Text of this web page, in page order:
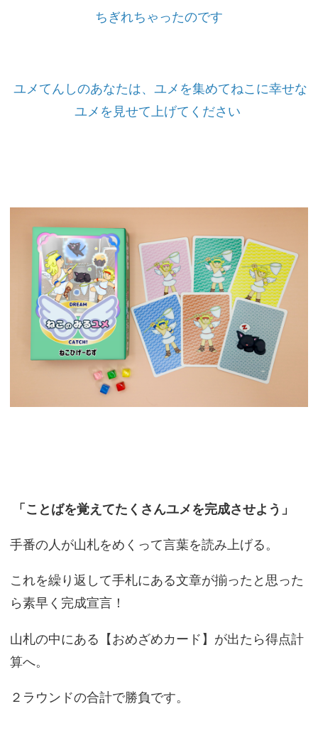
ちぎれちゃったのです
ユメてんしのあなたは、ユメを集めてねこに幸せな
ユメを見せて上げてください
「ことばを覚えてたくさんユメを完成させよう」
手番の人が山札をめくって言葉を読み上げる。
これを繰り返して手札にある文章が揃ったと思った
ら素早く完成宣言！
山札の中にある【おめざめカード】が出たら得点計
算へ。
２ラウンドの合計で勝負です。